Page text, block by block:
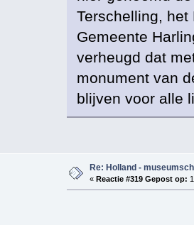
Terschelling,
Gemeente
verheugd dat
monument van
blijven voor alle
Re: Holland -
« Reactie #319 Gepost op: